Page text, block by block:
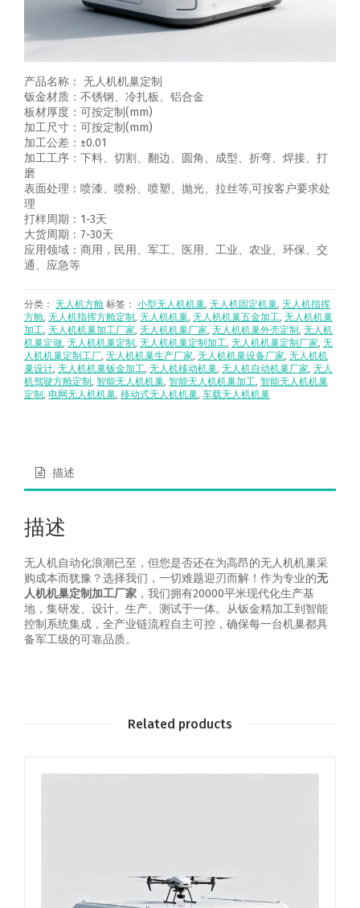
产品名称： 无人机机巢定制
钣金材质：不锈钢、冷扎板、铝合金
板材厚度：可按定制(mm)
加工尺寸：可按定制(mm)
加工公差：±0.01
加工工序：下料、切割、翻边、圆角、成型、折弯、焊接、打
磨
表面处理：喷漆、喷粉、喷塑、抛光、拉丝等,可按客户要求处
理
打样周期：1-3天
大货周期：7-30天
应用领域：商用，民用、军工、医用、工业、农业、环保、交
通、应急等
分类： 无人机方舱 标签： 小型无人机机巢, 无人机固定机巢, 无人机指挥
方舱, 无人机指挥方舱定制 , 无人机机巢, 无人机机巢五金加工, 无人机机巢
加工, 无人机机巢加工厂家, 无人机机巢厂家, 无人机机巢外壳定制 , 无人机
机巢定做, 无人机机巢定制 , 无人机机巢定制加工, 无人机机巢定制厂家, 无
人机机巢定制工厂, 无人机机巢生产厂家, 无人机机巢设备厂家, 无人机机
巢设计, 无人机机巢钣金加工, 无人机移动机巢, 无人机自动机巢厂家, 无人
机驾驶方舱定制 , 智能无人机机巢, 智能无人机机巢加工, 智能无人机机巢
定制 , 电网无人机机巢, 移动式无人机机巢, 车载无人机机巢
描述
描述
无人机自动化浪潮已至，但您是否还在为高昂的无人机机巢采
购成本而犹豫？选择我们，一切难题迎刃而解！作为专业的无
人机机巢定制加工厂家 ，我们拥有20000平米现代化生产基
地，集研发、设计、生产、测试于一体。从钣金精加工到智能
控制系统集成，全产业链流程自主可控，确保每一台机巢都具
备军工级的可靠品质。
Related products